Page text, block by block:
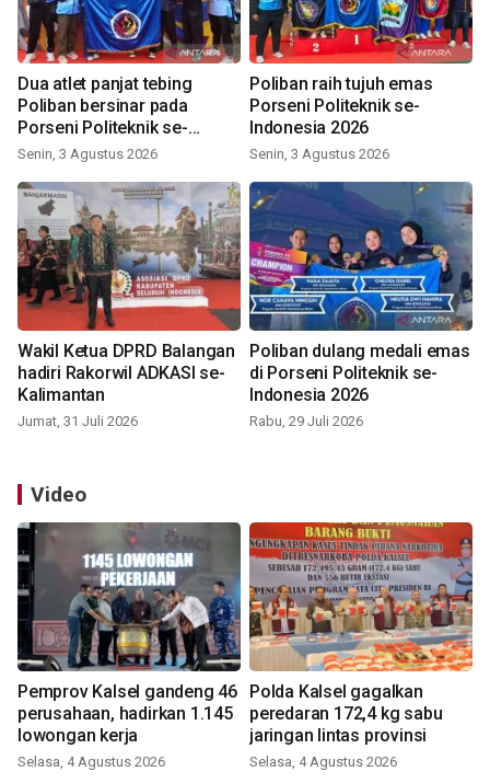
Dua atlet panjat tebing
Poliban bersinar pada
Porseni Politeknik se-
Indonesia 2026
Senin, 3 Agustus 2026
Poliban raih tujuh emas
Porseni Politeknik se-
Indonesia 2026
Senin, 3 Agustus 2026
Wakil Ketua DPRD Balangan
hadiri Rakorwil ADKASI se-
Kalimantan
Jumat, 31 Juli 2026
Poliban dulang medali emas
di Porseni Politeknik se-
Indonesia 2026
Rabu, 29 Juli 2026
Video
Pemprov Kalsel gandeng 46
perusahaan, hadirkan 1.145
lowongan kerja
Selasa, 4 Agustus 2026
Polda Kalsel gagalkan
peredaran 172,4 kg sabu
jaringan lintas provinsi
Selasa, 4 Agustus 2026